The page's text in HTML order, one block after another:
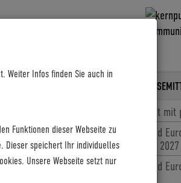
Weiter Infos finden Sie auch in
Funktionen dieser Webseite zu
Dieser speichert Ihr individuelles
Unsere Webseite setzt nur
LETZTE
Coboc blickt
Cyclingworld
concept for 2027
Cyclingworld